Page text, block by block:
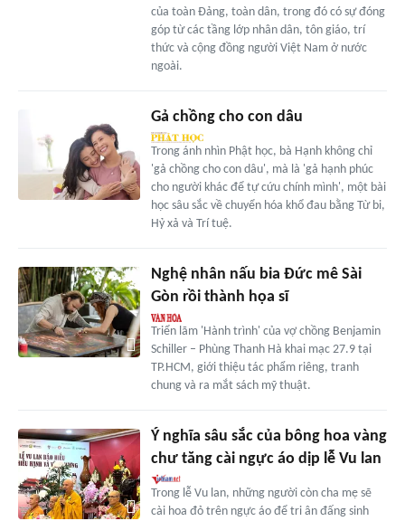
của toàn Đảng, toàn dân, trong đó có sự đóng
góp từ các tầng lớp nhân dân, tôn giáo, trí
thức và cộng đồng người Việt Nam ở nước
ngoài.
Gả chồng cho con dâu
Trong ánh nhìn Phật học, bà Hạnh không chỉ
'gả chồng cho con dâu', mà là 'gả hạnh phúc
cho người khác để tự cứu chính mình', một bài
học sâu sắc về chuyển hóa khổ đau bằng Từ bi,
Hỷ xả và Trí tuệ.
Nghệ nhân nấu bia Đức mê Sài
Gòn rồi thành họa sĩ
Triển lãm 'Hành trình' của vợ chồng Benjamin
Schiller – Phùng Thanh Hà khai mạc 27.9 tại
TP.HCM, giới thiệu tác phẩm riêng, tranh
chung và ra mắt sách mỹ thuật.
Ý nghĩa sâu sắc của bông hoa vàng
chư tăng cài ngực áo dịp lễ Vu lan
Trong lễ Vu lan, những người còn cha mẹ sẽ
cài hoa đỏ trên ngực áo để tri ân đấng sinh